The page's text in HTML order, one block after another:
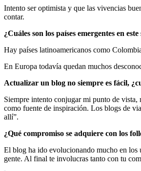
Intento ser optimista y que las vivencias
contar.
¿Cuáles son los países emergentes en este
Hay países latinoamericanos como
En Europa todavía quedan muchos
Actualizar un blog no siempre es fácil,
Siempre intento conjugar mi punto de vista,
como fuente de inspiración. Los blogs de
allí”.
¿Qué compromiso se adquiere con los
El blog ha ido evolucionando mucho en los
gente. Al final te involucras tanto con tu